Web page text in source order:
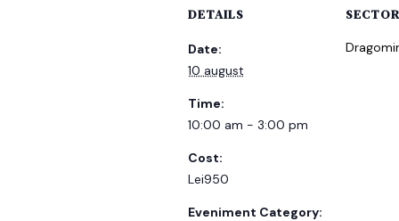
DETAILS
Date:
10 august
Time:
10:00 am - 3:00 pm
Cost:
Lei950
Eveniment Category: